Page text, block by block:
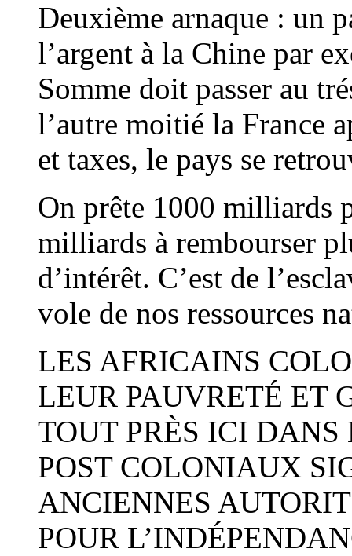
Deuxième arnaque : un
l’argent à la Chine par
Somme doit passer au
l’autre moitié la France
et taxes, le pays se
On prête 1000 milliards
milliards à rembourser
d’intérêt. C’est de
vole de nos ressources
LES AFRICAINS
LEUR PAUVRETÉ ET
TOUT PRÈS ICI DANS
POST COLONIAUX
ANCIENNES
POUR